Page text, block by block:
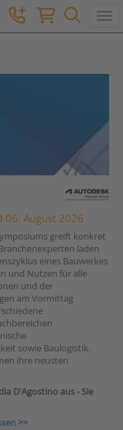
06. August 2026
greift konkret
laden
eines Bauwerkes
und Nutzen für alle
und der
am Vormittag
sowie Baulogistik.
ihre neusten
D'Agostino aus - Sie
>>